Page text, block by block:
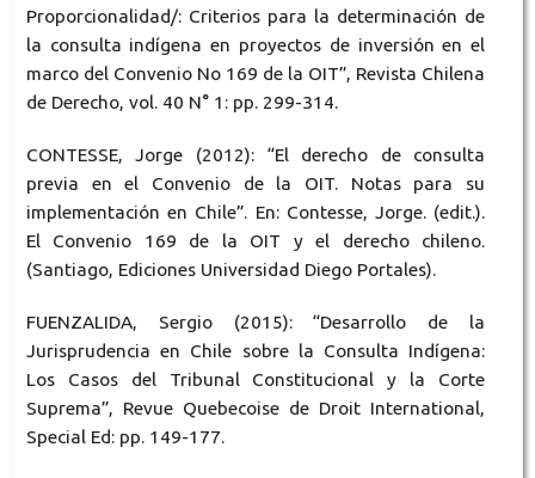
Proporcionalidad/: Criterios para la determinación de
la consulta indígena en proyectos de inversión en el
marco del Convenio No 169 de la OIT”, Revista Chilena
de Derecho, vol. 40 N° 1: pp. 299-314.
CONTESSE, Jorge (2012): “El derecho de consulta
previa en el Convenio de la OIT. Notas para su
implementación en Chile”. En: Contesse, Jorge. (edit.).
El Convenio 169 de la OIT y el derecho chileno.
(Santiago, Ediciones Universidad Diego Portales).
FUENZALIDA, Sergio (2015): “Desarrollo de la
Jurisprudencia en Chile sobre la Consulta Indígena:
Los Casos del Tribunal Constitucional y la Corte
Suprema”, Revue Quebecoise de Droit International,
Special Ed: pp. 149-177.